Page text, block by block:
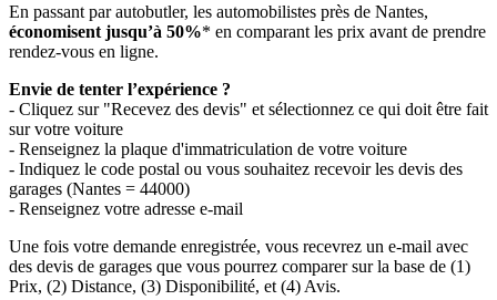
En passant par autobutler, les automobilistes près de Nantes,
économisent jusqu’à 50%* en comparant les prix avant de prendre
rendez-vous en ligne.
Envie de tenter l’expérience ?
- Cliquez sur "Recevez des devis" et sélectionnez ce qui doit être fait
sur votre voiture
- Renseignez la plaque d'immatriculation de votre voiture
- Indiquez le code postal ou vous souhaitez recevoir les devis des
garages (Nantes = 44000)
- Renseignez votre adresse e-mail
Une fois votre demande enregistrée, vous recevrez un e-mail avec
des devis de garages que vous pourrez comparer sur la base de (1)
Prix, (2) Distance, (3) Disponibilité, et (4) Avis.